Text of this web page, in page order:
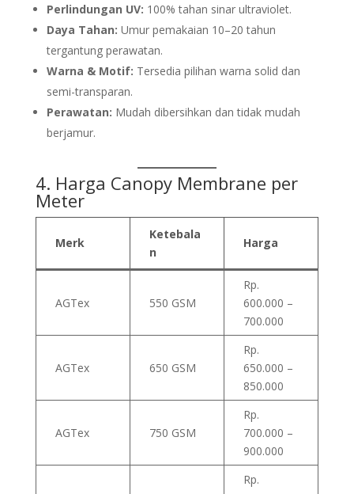
Perlindungan UV: 100% tahan sinar ultraviolet.
Daya Tahan: Umur pemakaian 10–20 tahun
tergantung perawatan.
Warna & Motif: Tersedia pilihan warna solid dan
semi-transparan.
Perawatan: Mudah dibersihkan dan tidak mudah
berjamur.
4. Harga Canopy Membrane per
Meter
Merk
Ketebala
n
Harga
AGTex 550 GSM
Rp.
600.000 –
700.000
AGTex 650 GSM
Rp.
650.000 –
850.000
AGTex 750 GSM
Rp.
700.000 –
900.000
Rp.